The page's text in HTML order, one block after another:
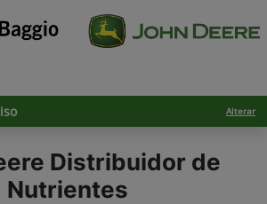
Alterar
Distribuidor de
Nutrientes